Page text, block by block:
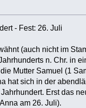
- Fest: 26. Juli
(auch nicht im
n. Chr. in
Mutter Samuel (1
hat sich in der
Erst das
am 26. Juli).